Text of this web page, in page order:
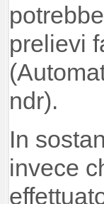
prelievi
ndr).
In
invece